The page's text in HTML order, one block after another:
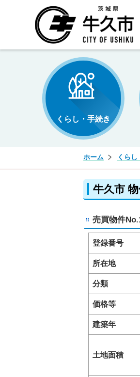
くらし・手続き
ホーム くらし
牛久市
売買物件
登録番号
所在地
分類
価格等
建築年
土地面積